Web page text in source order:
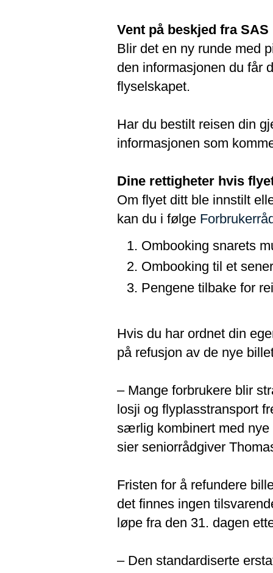
Vent på beskjed fra SAS
Blir det en ny runde med
den informasjonen du får
flyselskapet.
Har du bestilt reisen din
informasjonen som
Dine rettigheter hvis
Om flyet ditt ble innstilt
kan du i følge
Ombooking snarets
Ombooking til et
Pengene tilbake for
Hvis du har ordnet din
på refusjon av de nye
– Mange forbrukere blir
losji og flyplasstransport
særlig kombinert med
sier seniorrådgiver
Fristen for å refundere
det finnes ingen
løpe fra den 31. dagen
– Den standardiserte